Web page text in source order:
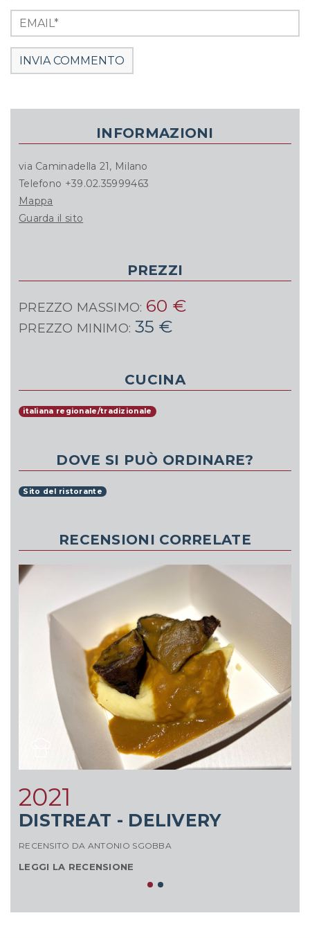
INFORMAZIONI
via Caminadella 21, Milano
Telefono +39.02.35999463
Mappa
Guarda il sito
PREZZI
PREZZO MASSIMO: 60 €
PREZZO MINIMO: 35 €
CUCINA
italiana regionale/tradizionale
DOVE SI PUÒ ORDINARE?
Sito del ristorante
RECENSIONI CORRELATE
2021
DISTREAT - DELIVERY
RECENSITO DA ANTONIO SGOBBA
LEGGI LA RECENSIONE